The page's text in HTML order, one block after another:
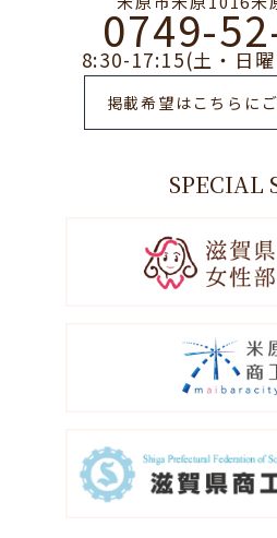
0749-
8:30-17:15(土・日
掲載希望はこちらに
SPECIAL